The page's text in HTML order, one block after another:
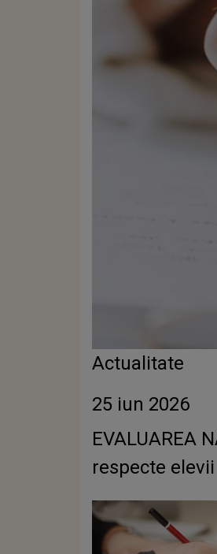
Actualitate
25 iun 2026
EVALUAREA
respecte elevii